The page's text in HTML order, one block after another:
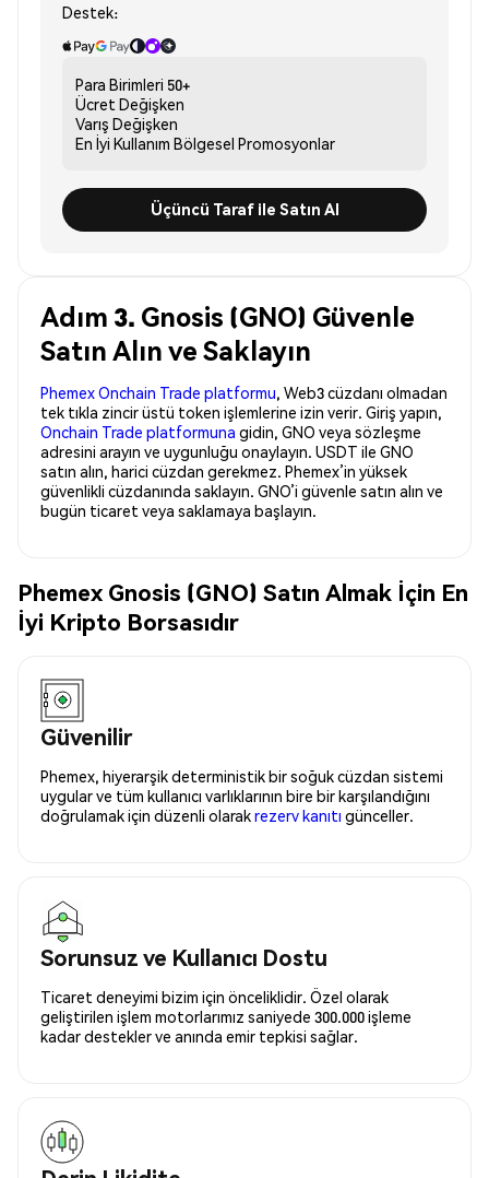
Destek:
Para Birimleri 50+
Ücret Değişken
Varış Değişken
En İyi Kullanım Bölgesel Promosyonlar
Üçüncü Taraf ile Satın Al
Adım 3. Gnosis (GNO) Güvenle
Satın Alın ve Saklayın
Phemex Onchain Trade platformu, Web3 cüzdanı olmadan
tek tıkla zincir üstü token işlemlerine izin verir. Giriş yapın,
Onchain Trade platformuna gidin, GNO veya sözleşme
adresini arayın ve uygunluğu onaylayın. USDT ile GNO
satın alın, harici cüzdan gerekmez. Phemex’in yüksek
güvenlikli cüzdanında saklayın. GNO’i güvenle satın alın ve
bugün ticaret veya saklamaya başlayın.
Phemex Gnosis (GNO) Satın Almak İçin En
İyi Kripto Borsasıdır
Güvenilir
Phemex, hiyerarşik deterministik bir soğuk cüzdan sistemi
uygular ve tüm kullanıcı varlıklarının bire bir karşılandığını
doğrulamak için düzenli olarakrezerv kanıtı günceller.
Sorunsuz ve Kullanıcı Dostu
Ticaret deneyimi bizim için önceliklidir. Özel olarak
geliştirilen işlem motorlarımız saniyede 300.000 işleme
kadar destekler ve anında emir tepkisi sağlar.